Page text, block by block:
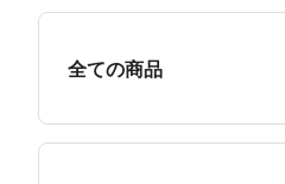
全ての商品